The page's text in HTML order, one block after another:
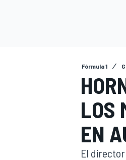
Fórmula 1
LOS
EN
El